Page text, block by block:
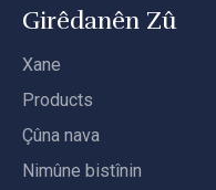
Girêdanên Zû
Xane
Products
Çûna nava
Nimûne bistînin